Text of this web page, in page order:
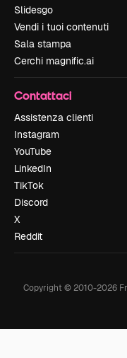
Slidesgo
Vendi i tuoi contenuti
Sala stampa
Cerchi magnific.ai
Contattaci
Assistenza clienti
Instagram
YouTube
LinkedIn
TikTok
Discord
X
Reddit
Copyright © 2010-2026